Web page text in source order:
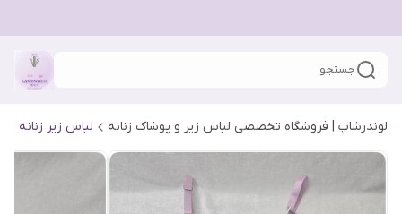
جستجو
لوندرشاپ | فروشگاه تخصصی لباس زیر و پوشاک زنانه لباس زیر زنانه